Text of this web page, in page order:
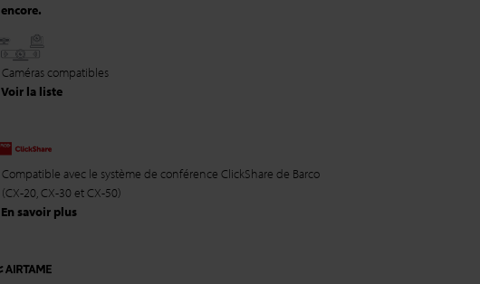
encore.
Caméras compatibles
Voir la liste
Compatible avec le système de conférence ClickShare de Barco
(CX-20, CX-30 et CX-50)
En savoir plus